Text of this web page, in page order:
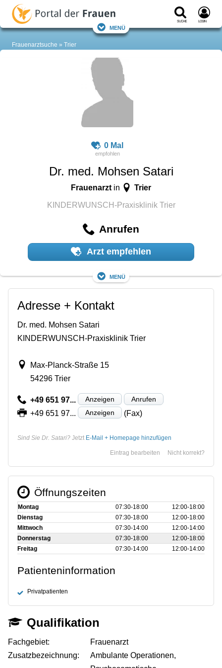
Suche Login
Menü
Frauenarztsuche Trier
0 Mal
Dr. med. Mohsen Satari
Frauenarztin Trier
KINDERWUNSCH-Praxisklinik Trier
Anrufen
Arzt empfehlen
Menü
Adresse + Kontakt
Dr. med. Mohsen Satari
KINDERWUNSCH-Praxisklinik Trier
Max-Planck-Straße 15
54296 Trier
+49 651 97... Anzeigen Anrufen
+49 651 97... Anzeigen (Fax)
Sind Sie Dr. Satari? Jetzt E-Mail + Homepage hinzufügen
Nicht korrekt?
Eintrag bearbeiten
Öffnungszeiten
Montag 07:30‑18:00
12:00‑18:00
Dienstag
07:30‑18:00
12:00‑18:00
Mittwoch
07:30‑14:00
12:00‑14:00
Donnerstag
07:30‑18:00
12:00‑18:00
Freitag
07:30‑14:00 12:00‑14:00
Patienteninformation
Privatpatienten
Qualifikation
Fachgebiet:
Frauenarzt
Zusatzbezeichnung:
Ambulante Operationen,